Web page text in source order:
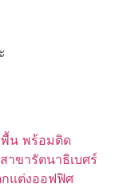
พื้น พร้อมติด
าขารัตนาธิเบศร์
กแต่งออฟฟิศ